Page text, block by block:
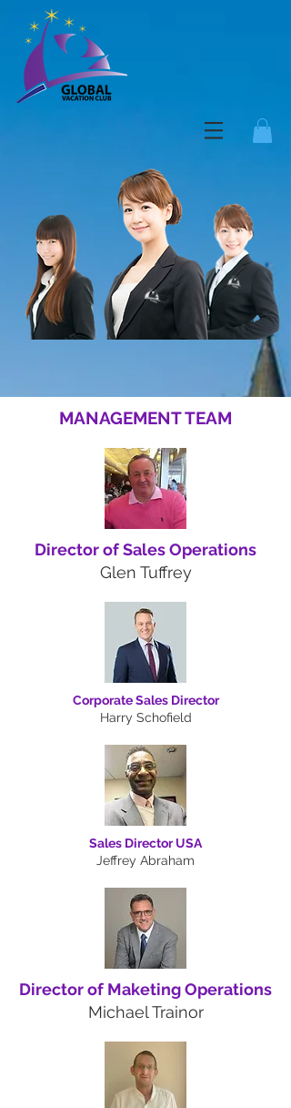
MANAGEMENT TEAM
Director of Sales Operations
Glen Tuffrey
Corporate Sales Director
Harry Schofield
Sales Director USA
Jeffrey Abraham
Director of Maketing Operations
Michael Trainor